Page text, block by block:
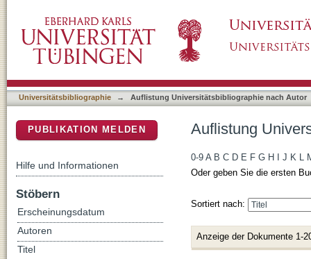
Universitätsbibliographie → Auflistung Universitätsbibliographie nach Autor
Auflistung
0-9 A B C D E F G H J K L
Oder geben Sie die ersten
Sortiert nach:
Anzeige der Dokumente 1-
PUBLIKATION MELDEN
Hilfe und Informationen
Stöbern
Erscheinungsdatum
Autoren
Titel